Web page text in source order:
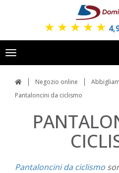
★ ★ ★ ★ ★
Toggle
navigation
Negozio online
Pantaloncini da ciclismo
Pantaloncini da ciclismo